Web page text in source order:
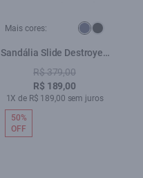
Mais cores:
Sandália Slide Destroyed
Ellus Marinho
R$ 379,00
R$ 189,00
1X de R$ 189,00 sem juros
50%
OFF